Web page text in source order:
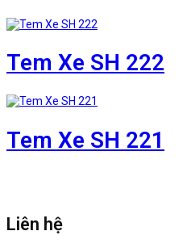
Tem Xe SH 222
Tem Xe SH 221
Liên hệ